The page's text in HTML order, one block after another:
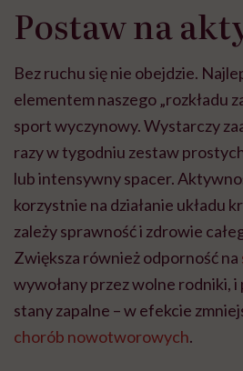
Postaw na
Bez ruchu się nie obejdzie.
elementem naszego „rozkładu
sport wyczynowy. Wystarczy
razy w tygodniu zestaw
lub intensywny spacer.
korzystnie na działanie układu
zależy sprawność i zdrowie
Zwiększa również odporność na
wywołany przez wolne rodniki, i
stany zapalne – w efekcie
chorób nowotworowych.